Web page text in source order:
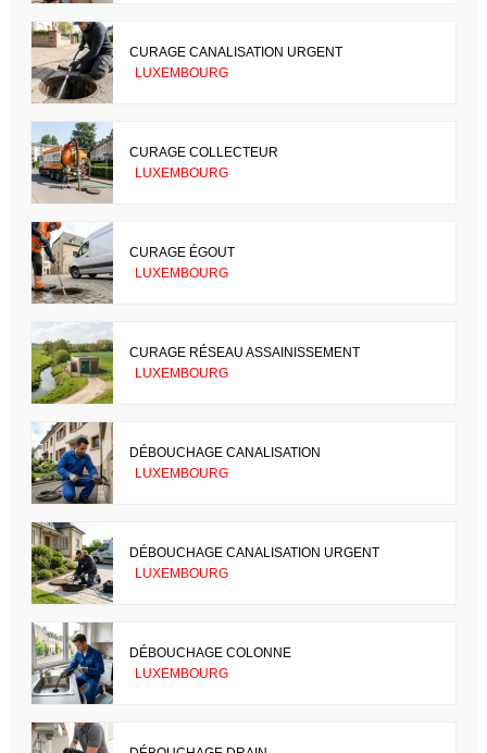
CURAGE CANALISATION URGENT
LUXEMBOURG
CURAGE COLLECTEUR
LUXEMBOURG
CURAGE ÉGOUT
LUXEMBOURG
CURAGE RÉSEAU ASSAINISSEMENT
LUXEMBOURG
DÉBOUCHAGE CANALISATION
LUXEMBOURG
DÉBOUCHAGE CANALISATION URGENT
LUXEMBOURG
DÉBOUCHAGE COLONNE
LUXEMBOURG